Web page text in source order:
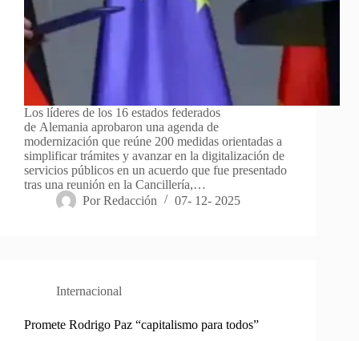
Los líderes de los 16 estados federados
de Alemania aprobaron una agenda de
modernización que reúne 200 medidas orientadas a
simplificar trámites y avanzar en la digitalización de
servicios públicos en un acuerdo que fue presentado
tras una reunión en la Cancillería,…
Por Redacción 07- 12- 2025
Internacional
Promete Rodrigo Paz “capitalismo para todos”